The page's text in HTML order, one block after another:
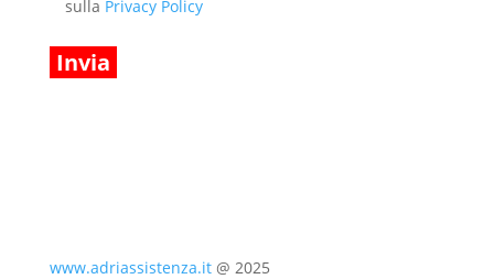
sulla Privacy Policy
Invia
www.adriassistenza.it@ 2025